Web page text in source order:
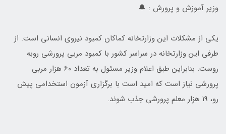
وزیر آموزش و پرورش : 🔔
یکی از مشکلات این وزارتخانه کماکان کمبود نیروی انسانی است. از
طرفی این وزارتخانه در سراسر کشور با کمبود مربی پرورشی روبه
روست. بنابراین طبق اعلام وزیر مسئول به تعداد 60 هزار مربی
پرورشی نیاز است که امید است با برگزاری آزمون استخدامی پیش
رو، 19 هزار معلم پرورشی جذب شوند.